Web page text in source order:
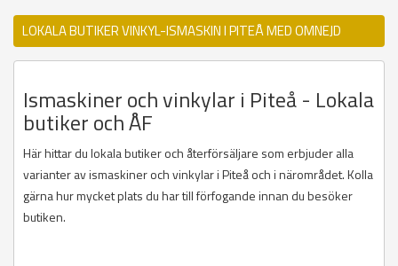
LOKALA BUTIKER VINKYL-ISMASKIN I PITEÅ MED OMNEJD
Ismaskiner och vinkylar i Piteå - Lokala
butiker och ÅF
Här hittar du lokala butiker och återförsäljare som erbjuder alla
varianter av ismaskiner och vinkylar i Piteå och i närområdet. Kolla
gärna hur mycket plats du har till förfogande innan du besöker
butiken.